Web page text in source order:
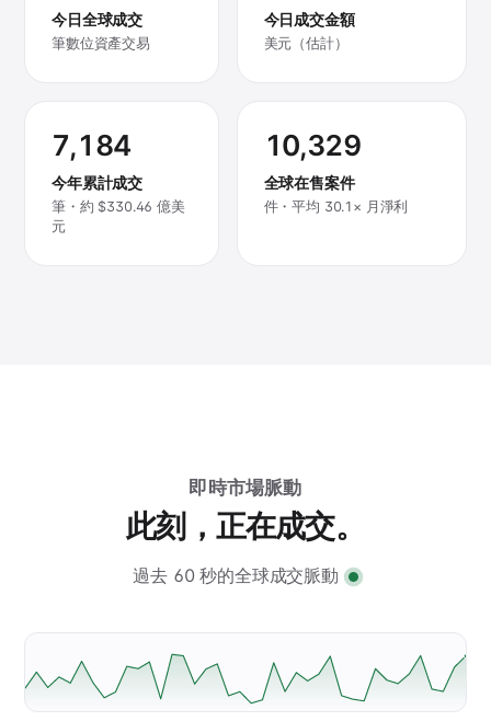
今日全球成交
筆數位資產交易
今日成交金額
美元（估計）
7,184
今年累計成交
筆・約 $330.46 億美
元
10,329
全球在售案件
件・平均 30.1× 月淨利
即時市場脈動
此刻，正在成交。
過去 60 秒的全球成交脈動